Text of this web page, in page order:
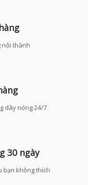
nội thành
dây nóng 24/7
30 ngày
bạn không thích